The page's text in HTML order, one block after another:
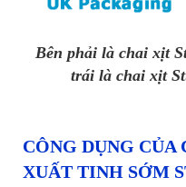
Bên phải là chai xịt
trái là chai xịt
CÔNG DỤNG
XUẤT TINH SỚM